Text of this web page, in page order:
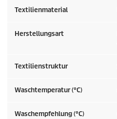
Textilienmaterial
Herstellungsart
Textilienstruktur
Waschtemperatur (°C)
Waschempfehlung (°C)